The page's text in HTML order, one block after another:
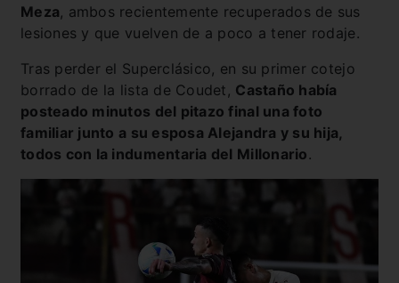
Meza, ambos recientemente recuperados de sus
lesiones y que vuelven de a poco a tener rodaje.
Tras perder el Superclásico, en su primer cotejo
borrado de la lista de Coudet, Castaño había
posteado minutos del pitazo final una foto
familiar junto a su esposa Alejandra y su hija,
todos con la indumentaria del Millonario .